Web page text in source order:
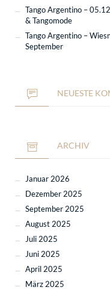
Tango Argentino –
& Tangomode
Tango Argentino –
September
NEUESTE
ARCHIV
Januar 2026
Dezember 2025
September 2025
August 2025
Juli 2025
Juni 2025
April 2025
März 2025